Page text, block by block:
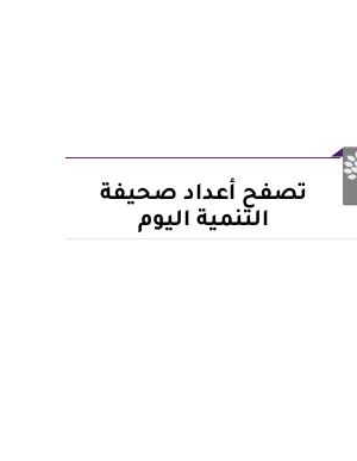
تصفح أعداد صحيفة
التنمية اليوم